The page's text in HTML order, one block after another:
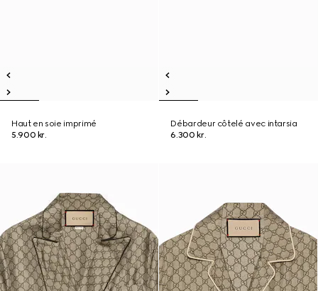
Haut en soie imprimé
5.900 kr.
Débardeur côtelé avec intarsia
6.300 kr.